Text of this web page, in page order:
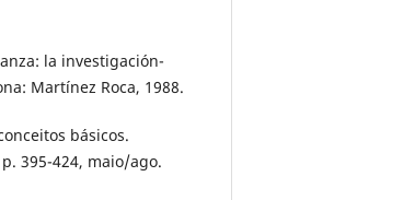
la investigación-
Martínez Roca, 1988.
básicos.
395-424, maio/ago.